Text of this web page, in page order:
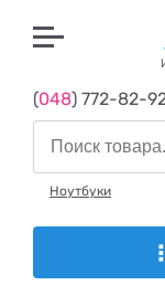
(048) 772-82-
Ноутбуки